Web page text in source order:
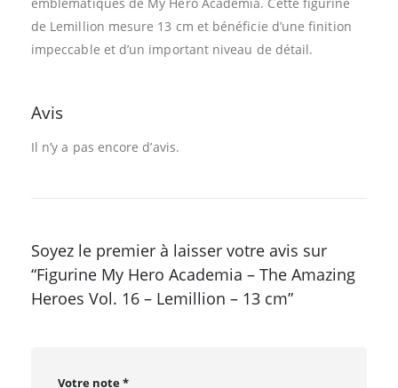
emblématiques de My Hero Academia. Cette figurine
de Lemillion mesure 13 cm et bénéficie d’une finition
impeccable et d’un important niveau de détail.
Avis
Il n’y a pas encore d’avis.
Soyez le premier à laisser votre avis sur
“Figurine My Hero Academia – The Amazing
Heroes Vol. 16 – Lemillion – 13 cm”
Votre note*